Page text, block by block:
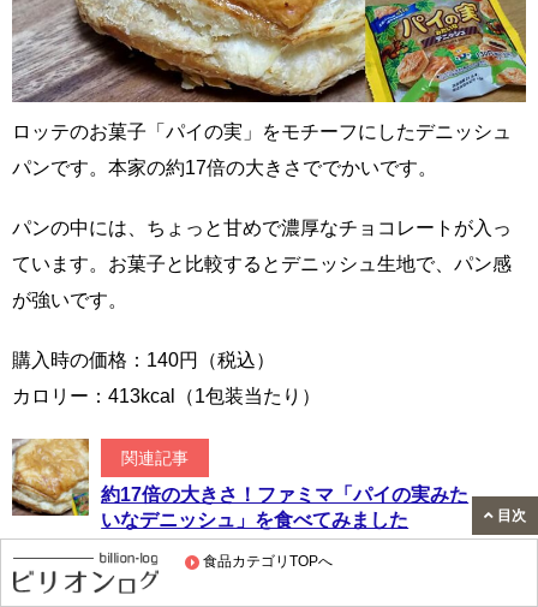
食品カテゴリTOPへ
ロッテのお菓子「パイの実」をモチーフにしたデニッシュ
パンです。本家の約17倍の大きさででかいです。
パンの中には、ちょっと甘めで濃厚なチョコレートが入っ
ています。お菓子と比較するとデニッシュ生地で、パン感
が強いです。
購入時の価格：140円（税込）
カロリー：413kcal（1包装当たり）
関連記事
約17倍の大きさ！ファミマ「パイの実みた
いなデニッシュ」を食べてみました
目次